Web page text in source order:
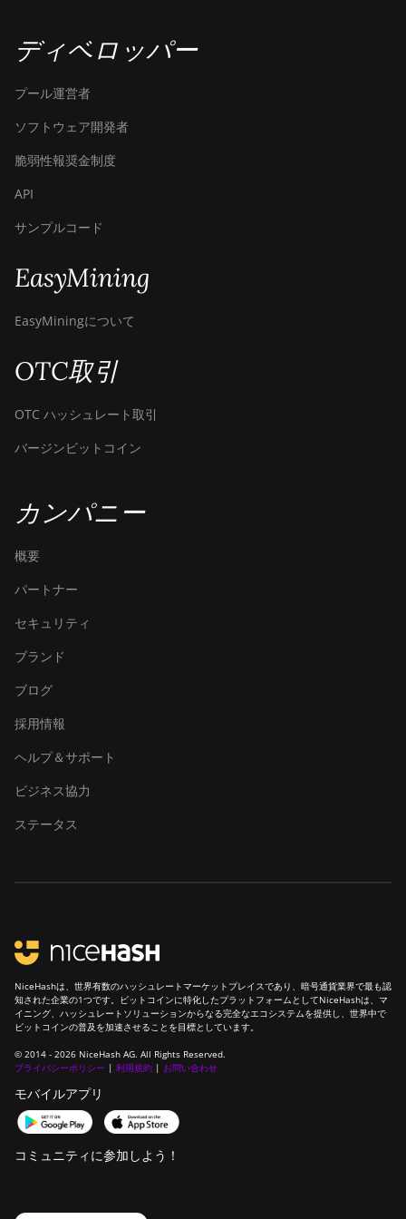
ディベロッパー
プール運営者
ソフトウェア開発者
脆弱性報奨金制度
API
サンプルコード
EasyMining
EasyMiningについて
OTC取引
OTC ハッシュレート取引
バージンビットコイン
カンパニー
概要
パートナー
セキュリティ
ブランド
ブログ
採用情報
ヘルプ＆サポート
ビジネス協力
ステータス
NiceHashは、世界有数のハッシュレートマーケットプレイスであり、暗号通貨業界で最も認
知された企業の1つです。ビットコインに特化したプラットフォームとしてNiceHashは、マ
イニング、ハッシュレートソリューションからなる完全なエコシステムを提供し、世界中で
ビットコインの普及を加速させることを目標としています。
© 2014 - 2026 NiceHash AG. All Rights Reserved.
プライバシーポリシー | 利用規約 | お問い合わせ
モバイルアプリ
コミュニティに参加しよう！